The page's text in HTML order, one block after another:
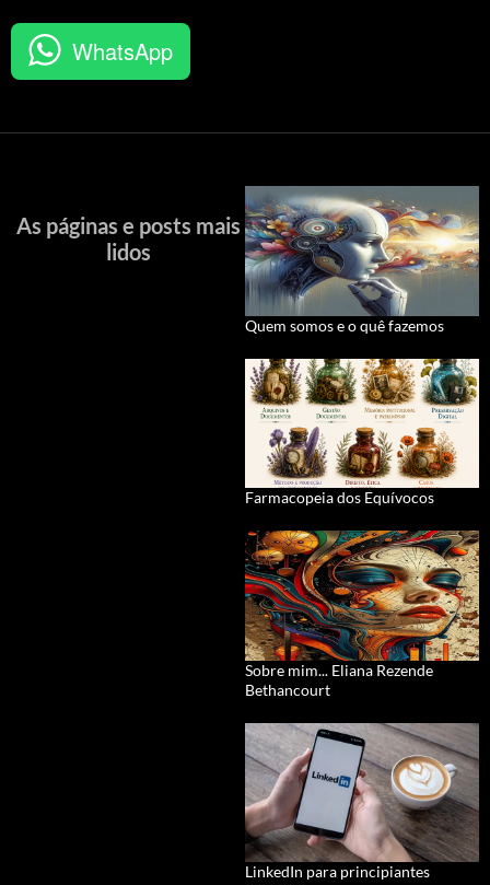
WhatsApp
As páginas e posts mais
lidos
Quem somos e o quê fazemos
Farmacopeia dos Equívocos
Sobre mim... Eliana Rezende
Bethancourt
LinkedIn para principiantes